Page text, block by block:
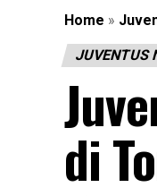
Home »
JUVENTUS
di